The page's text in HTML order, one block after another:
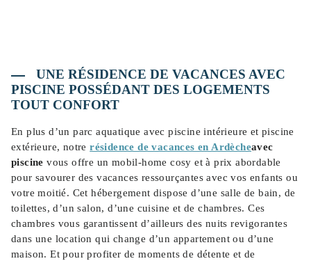
UNE RÉSIDENCE DE VACANCES AVEC
PISCINE POSSÉDANT DES LOGEMENTS
TOUT CONFORT
En plus d’un parc aquatique avec piscine intérieure et piscine
extérieure, notrerésidence de vacances en Ardècheavec
piscine vous offre un mobil-home cosy et à prix abordable
pour savourer des vacances ressourçantes avec vos enfants ou
votre moitié. Cet hébergement dispose d’une salle de bain, de
toilettes, d’un salon, d’une cuisine et de chambres. Ces
chambres vous garantissent d’ailleurs des nuits revigorantes
dans une location qui change d’un appartement ou d’une
maison. Et pour profiter de moments de détente et de